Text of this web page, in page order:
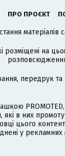
ПРО ПРОЄКТ
розміщені на
передрук та
які в них
цього
у рекламних